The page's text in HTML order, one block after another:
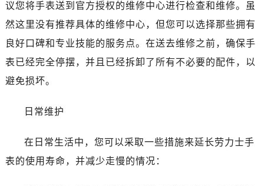
议您将手表送到官方授权的维修中心进行检查和维修。虽
然这里没有推荐具体的维修中心，但您可以选择那些拥有
良好口碑和专业技能的服务点。在送去维修之前，确保手
表已经完全停摆，并且已经拆卸了所有不必要的配件，以
避免损坏。
日常维护
在日常生活中，您可以采取一些措施来延长劳力士手
表的使用寿命，并减少走慢的情况：